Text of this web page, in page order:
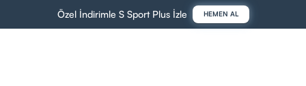
Özel İndirimle S Sport Plus İzle HEMEN AL